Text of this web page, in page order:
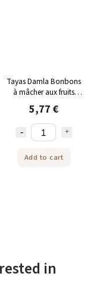
Tayas Damla Bonbons
à mâcher aux fruits
acidulés 1kg
5,77 €
Add to cart
in